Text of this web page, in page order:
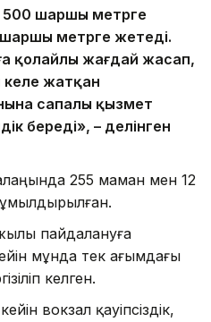
500 шаршы метрге
метрге жетеді.
қолайлы жағдай жасап,
жатқан
сапалы қызмет
береді», – делінген
алаңында 255 маман мен 12
пайдалануға
мұнда тек ағымдағы
келген.
вокзал қауіпсіздік,